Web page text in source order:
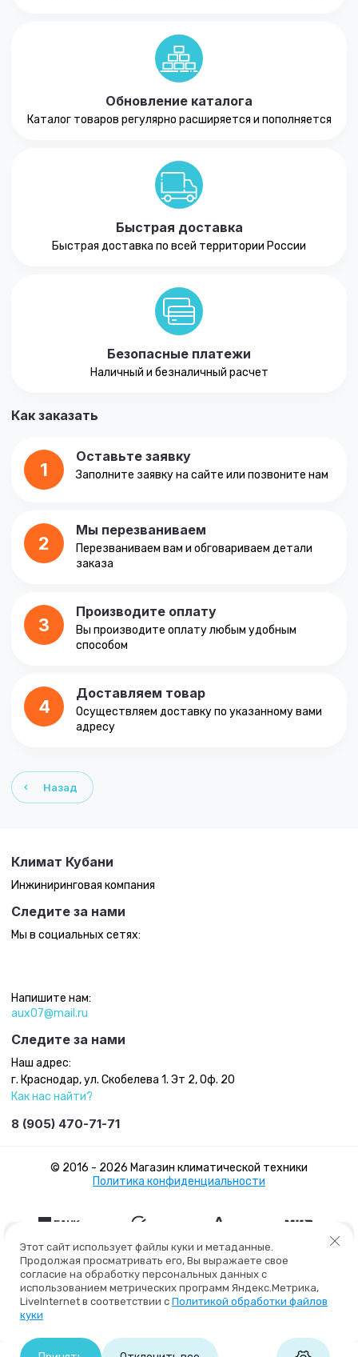
Обновление каталога
Каталог товаров регулярно расширяется и пополняется
Быстрая доставка
Быстрая доставка по всей территории России
Безопасные платежи
Наличный и безналичный расчет
Как заказать
1
Оставьте заявку
Заполните заявку на сайте или позвоните нам
2
Мы перезваниваем
Перезваниваем вам и обговариваем детали
заказа
3
Производите оплату
Вы производите оплату любым удобным
способом
4
Доставляем товар
Осуществляем доставку по указанному вами
адресу
Назад
Климат Кубани
Инжиниринговая компания
Следите за нами
Мы в социальных сетях:
Напишите нам:
aux07@mail.ru
Следите за нами
Наш адрес:
г. Краснодар, ул. Скобелева 1. Эт 2, Оф. 20
Как нас найти?
8 (905) 470-71-71
© 2016 - 2026 Магазин климатической техники
Политика конфиденциальности
Этот сайт использует файлы куки и метаданные.
Продолжая просматривать его, Вы выражаете свое
согласие на обработку персональных данных с
использованием метрических программ Яндекс.Метрика,
LiveInternet в соответствии с Политикой обработки файлов
куки